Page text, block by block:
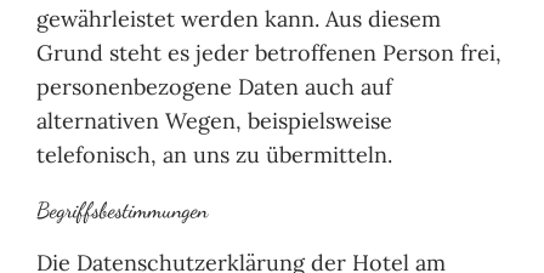
gewährleistet werden kann. Aus diesem
Grund steht es jeder betroffenen Person frei,
personenbezogene Daten auch auf
alternativen Wegen, beispielsweise
telefonisch, an uns zu übermitteln.
Begriffsbestimmungen
Die Datenschutzerklärung der Hotel am